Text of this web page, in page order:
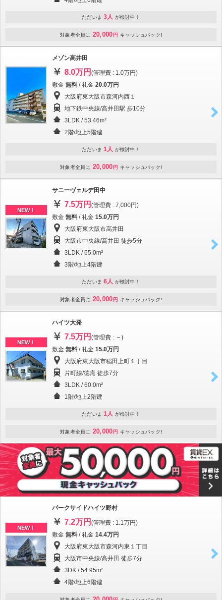
ただいま 3人 が検討中！
対象者全員に 20,000 円 キャッシュバック!
メゾン高井田
8.0万円 (管理費 : 1.0万円)
敷金 無料 / 礼金 20.0万円
大阪府東大阪市森河内西１
地下鉄中央線/高井田駅 歩10分
3LDK / 53.46m²
2階/地上5階建
ただいま 1人 が検討中！
対象者全員に 20,000 円 キャッシュバック!
NEW！
サニーヴェルデ田中
7.5万円 (管理費 : 7,000円)
敷金 無料 / 礼金 15.0万円
大阪府東大阪市高井田
大阪市中央線/高井田 徒歩5分
3LDK / 65.0m²
3階/地上4階建
ただいま 6人 が検討中！
対象者全員に 20,000 円 キャッシュバック!
NEW！
ハイツ大発
7.5万円 (管理費 : －)
敷金 無料 / 礼金 15.0万円
大阪府東大阪市稲田上町１丁目
片町線/徳庵 徒歩7分
3LDK / 60.0m²
1階/地上2階建
ただいま 1人 が検討中！
対象者全員に 20,000 円 キャッシュバック!
NEW！
パークサイドハイツ野村
7.2万円 (管理費 : 1.1万円)
敷金 無料 / 礼金 14.4万円
大阪府東大阪市森河内東１丁目
大阪市中央線/高井田 徒歩7分
3DK / 54.95m²
4階/地上6階建